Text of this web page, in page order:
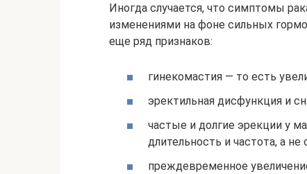
Иногда случается, что симптомы
изменениями на фоне сильных
еще ряд признаков:
гинекомастия — то есть
эректильная дисфункция и
частые и долгие эрекции у
длительность и частота, а
преждевременное